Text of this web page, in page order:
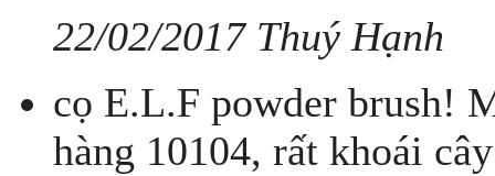
22/02/2017 Thuý Hạnh
cọ E.L.F powder brush!
hàng 10104, rất khoái